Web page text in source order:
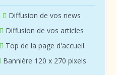
Diffusion de vos news
Diffusion de vos articles
Top de la page d'accueil
Bannière 120 x 270 pixels